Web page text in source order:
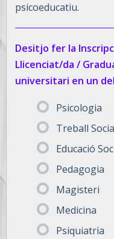
psicoeducatiu.
Desitjo fer la
Llicenciat/da /
universitari en un
Psicologia
Treball
Educació
Pedagogia
Magisteri
Medicina
Psiquiatria